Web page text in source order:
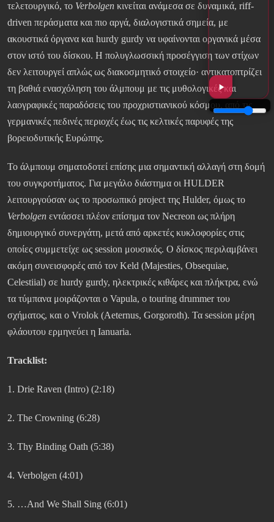
τελετουργικό, το Verbolgen κινείται ανάμεσα σε δυναμικά, riff-
driven περάσματα και πιο αργά, διαλογιστικά σημεία, με
ακουστικά όργανα και hurdy gurdy να υφαίνονται οργανικά μέσα
στον ιστό του δίσκου. Η πολυγλωσσική προσέγγιση των στίχων
δεν λειτουργεί απλώς ως διακοσμητικό στοιχείο· αντικατοπτρίζει
τη βαθιά ενασχόληση του άλμπουμ με τις μυθολογικές και
λαογραφικές παραδόσεις του προχριστιανικού κόσμου, από τις
γερμανικές πεδινές περιοχές έως τις κελτικές παρυφές της
βορειοδυτικής Ευρώπης.
Το άλμπουμ σηματοδοτεί επίσης μια σημαντική αλλαγή στη δομή
του συγκροτήματος. Για μεγάλο διάστημα οι HULDER
λειτουργούσαν ως το προσωπικό project της Hulder, όμως το
Verbolgen εντάσσει πλέον επίσημα τον Necreon ως πλήρη
δημιουργικό συνεργάτη, μετά από αρκετές κυκλοφορίες στις
οποίες συμμετείχε ως session μουσικός. Ο δίσκος περιλαμβάνει
ακόμη συνεισφορές από τον Keld (Majesties, Obsequiae,
Celestiial) σε hurdy gurdy, ηλεκτρικές κιθάρες και πλήκτρα, ενώ
τα τύμπανα μοιράζονται ο Vapula, ο touring drummer του
σχήματος, και ο Vrolok (Aeternus, Gorgoroth). Τα session μέρη
φλάουτου ερμηνεύει η Ianuaria.
Tracklist:
1. Drie Raven (Intro) (2:18)
2. The Crowning (6:28)
3. Thy Binding Oath (5:38)
4. Verbolgen (4:01)
5. …And We Shall Sing (6:01)